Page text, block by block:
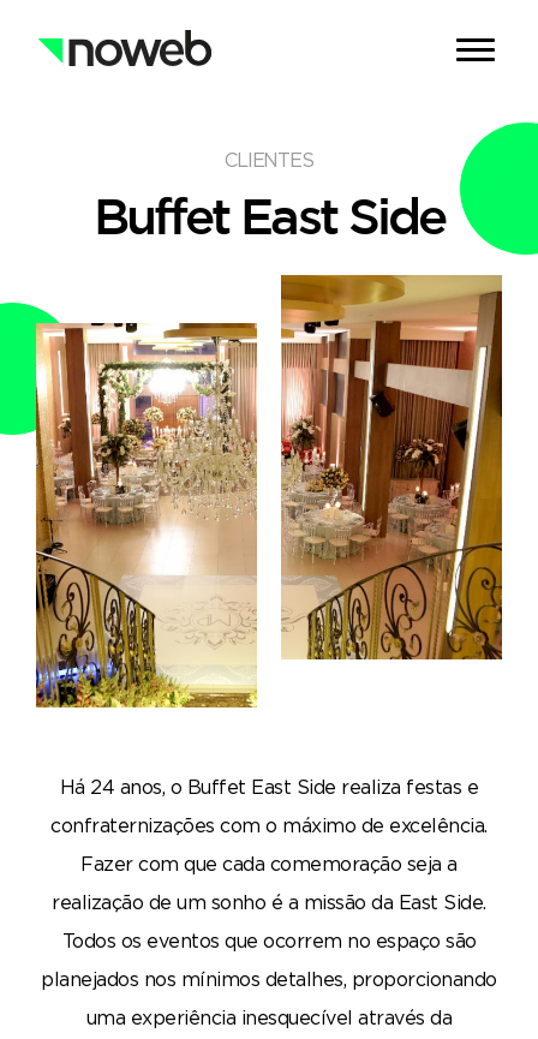
CLIENTES
Buffet East Side
Há 24 anos, o Buffet East Side realiza festas e
confraternizações com o máximo de excelência.
Fazer com que cada comemoração seja a
realização de um sonho é a missão da East Side.
Todos os eventos que ocorrem no espaço são
planejados nos mínimos detalhes, proporcionando
uma experiência inesquecível através da